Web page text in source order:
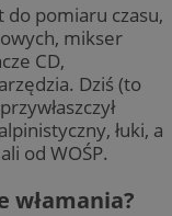
pomiaru czasu,
mikser
CD,
Dziś (to
łuki, a
od WOŚP.
włamania?